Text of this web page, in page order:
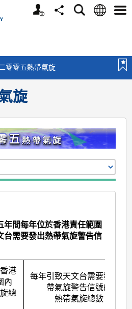
個
分
搜
語
選
二零零五熱帶氣旋
旋
年間每年位於香港責任範圍
台需要發出熱帶氣旋警告信
港
內
總
每年引致天文台需要發出熱
帶氣旋警告信號的
熱帶氣旋總數